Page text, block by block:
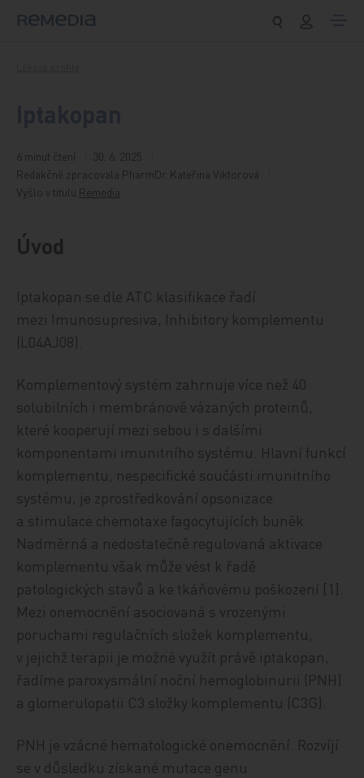
6 minut čtení
30. 6. 2025
Redakčně zpracovala PharmDr. Kateřina Viktorová
Vyšlo v titulu Remedia
Úvod
Iptakopan se dle ATC klasifikace řadí
mezi Imunosupresiva, Inhibitory komplementu
(L04AJ08).
Komplementový systém zahrnuje více než 40
solubilních i membránově vázaných proteinů,
které kooperují mezi sebou i s dalšími
komponentami imunitního systému. Hlavní funkcí
komplementu, nespecifické součásti imunitního
systému, je zprostředkování opsonizace
a stimulace chemotaxe fagocytujících buněk.
Nadměrná a nedostatečně regulovaná aktivace
komplementu však může vést k řadě
patologických stavů a ke tkáňovému poškození [1].
Mezi onemocnění asociovaná s vroze­nými
poruchami regulačních složek komplementu,
v jejichž terapii je možné využít právě iptakopan,
řadíme paroxysmální noční hemoglobinurii (PNH)
a glomerulopatii C3 složky komplementu (C3G).
PNH je vzácné hematologické onemocnění. Rozvíjí
se v důsledku získané mutace genu